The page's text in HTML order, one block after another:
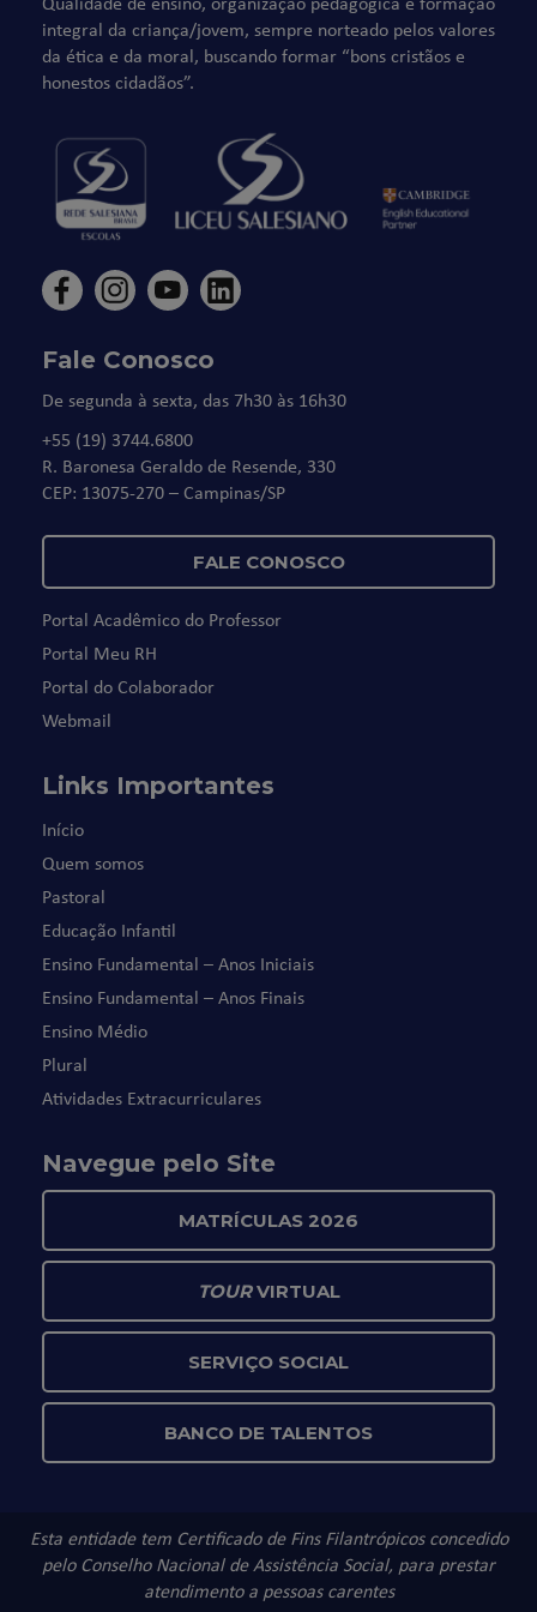
integral da criança/jovem, sempre norteado pelos valores
da ética e da moral, buscando formar “bons cristãos e
honestos cidadãos”.
Fale Conosco
De segunda à sexta, das 7h30 às 16h30
+55 (19) 3744.6800
R. Baronesa Geraldo de Resende, 330
CEP: 13075-270 – Campinas/SP
FALE CONOSCO
Portal Acadêmico do Professor
Portal Meu RH
Portal do Colaborador
Webmail
Links Importantes
Início
Quem somos
Pastoral
Educação Infantil
Ensino Fundamental – Anos Iniciais
Ensino Fundamental – Anos Finais
Ensino Médio
Plural
Atividades Extracurriculares
Navegue pelo Site
MATRÍCULAS 2026
TOURVIRTUAL
SERVIÇO SOCIAL
BANCO DE TALENTOS
Esta entidade tem Certificado de Fins Filantrópicos concedido
pelo Conselho Nacional de Assistência Social, para prestar
atendimento a pessoas carentes